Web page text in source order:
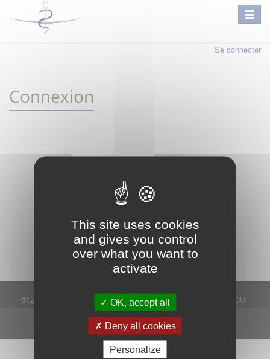
This site uses cookies
and gives you control
over what you want to
activate
OK, accept all
Deny all cookies
Personalize
Se connecter
Connexion
Mot de passe oublié ? Je crée mon compte
Connexion
6Tzen ©2015 - Tous droits réservés Mentions légales
CGU
Plan du site
FAQ
Contact
Ce service est proposé par6Tzen